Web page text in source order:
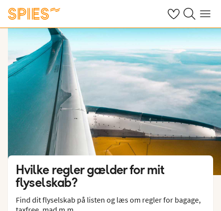
Se dine gemte
Søg påMenu
Hvilke regler gælder for mit
flyselskab?
Find dit flyselskab på listen og læs om regler for bagage,